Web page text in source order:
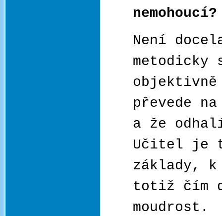
nemohoucí?
Není
metodicky
převede
a že
Učitel je
základy, k
totiž čím
moudrost.